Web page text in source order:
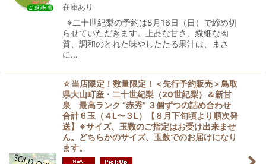
在庫あり
※二十世紀梨の予約は8月16日（日）で締め切
らせていただきます。上品な甘さ、繊細な肉
質、調和のとれた味やしたたる果汁は、まさ
に…
☆当店限定！数量限定！＜先行予約販売＞鳥取
県大山町産・二十世紀梨（20世紀梨）＆新甘
泉 最高ランク “赤秀” ３個ずつの詰め合わせ
合計６玉（４L〜３L）【８月下旬頃より順次発
送】※サイズ、玉数のご指定はお受け出来ませ
ん。どちらかのサイズ、玉数でのお届けになり
ます。